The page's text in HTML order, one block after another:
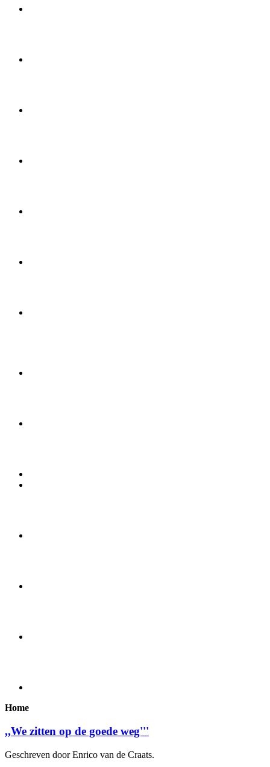
Home
,,We zitten op de goede weg'''
Geschreven door Enrico van de Craats.